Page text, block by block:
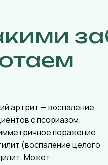
артрит — воспаление
с псориазом.
поражение
(воспаление целого
Может